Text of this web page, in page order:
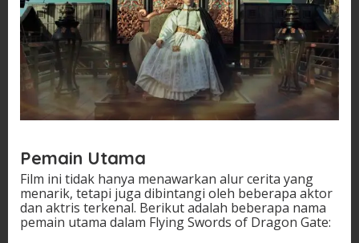
Pemain Utama
Film ini tidak hanya menawarkan alur cerita yang
menarik, tetapi juga dibintangi oleh beberapa aktor
dan aktris terkenal. Berikut adalah beberapa nama
pemain utama dalam Flying Swords of Dragon Gate: